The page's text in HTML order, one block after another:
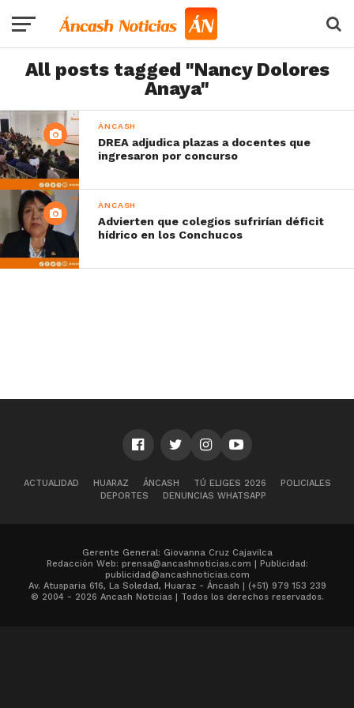
All posts tagged "Nancy Dolores
Anaya"
ÁNCASH
DREA adjudica plazas a docentes que
ingresaron por concurso
ÁNCASH
Advierten que colegios sufrirían déficit
hídrico en los Conchucos
ACTUALIDAD HUARAZ ÁNCASH TÚ ELIGES 2026
POLICIALES
DEPORTES
DENUNCIAS WHATSAPP
Gerente General: Giovanna Cruz Cajavilca
Redacción Web: prensa@ancashnoticias.com | Publicidad:
publicidad@ancashnoticias.com
Av. Atusparia 616, La Soledad, Huaraz - Áncash | (+51) 979 153 239
© 2004 - 2026 Ancash Noticias | Todos los derechos reservados.